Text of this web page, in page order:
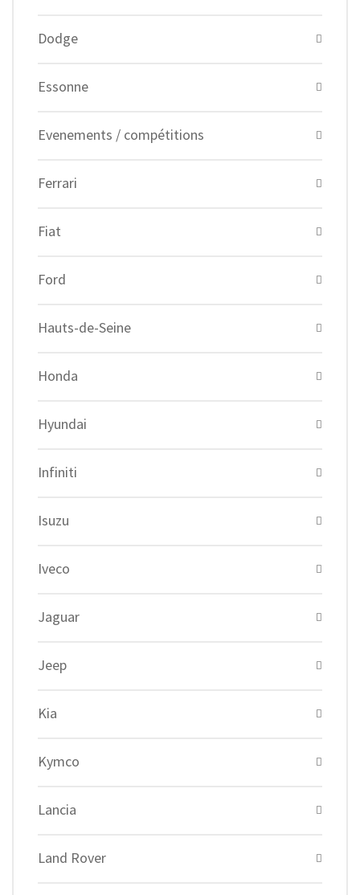
Dodge
Essonne
Evenements / compétitions
Ferrari
Fiat
Ford
Hauts-de-Seine
Honda
Hyundai
Infiniti
Isuzu
Iveco
Jaguar
Jeep
Kia
Kymco
Lancia
Land Rover